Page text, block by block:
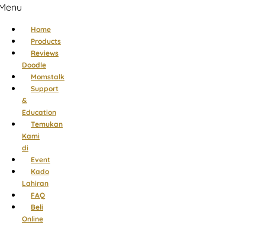
Home
Products
Reviews
Doodle
Momstalk
Support
&
Education
Temukan
Kami
di
Event
Kado
Lahiran
FAQ
Beli
Online